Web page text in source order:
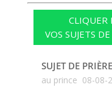
CLIQUER
VOS SUJETS
SUJET DE PRIÈRE
au prince 08-08-